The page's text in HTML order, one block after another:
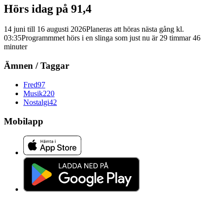
Hörs idag på 91,4
14 juni till 16 augusti 2026Planeras att höras nästa gång kl.
03:35Programmmet hörs i en slinga som just nu är29 timmar46
minuter
Ämnen / Taggar
Fred97
Musik220
Nostalgi42
Mobilapp